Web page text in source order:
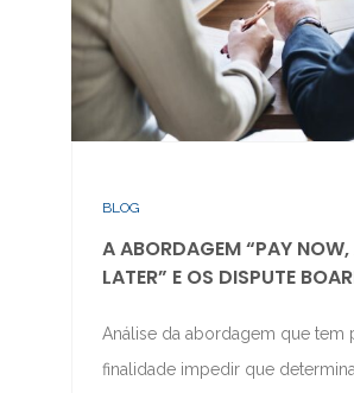
BLOG
A ABORDAGEM “PAY NOW,
LATER” E OS DISPUTE
Análise da abordagem que tem
finalidade impedir que